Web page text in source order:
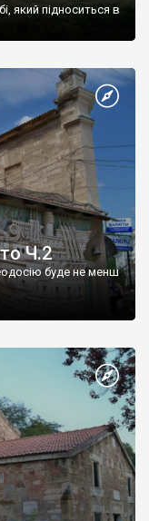
який підноситься в
Ч.2
буде не менш